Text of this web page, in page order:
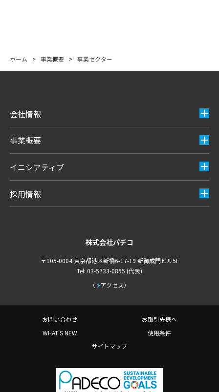
ホーム > 事業概要 > 事業セクター
会社情報
事業概要
イニシアティブ
採用情報
株式会社パデコ
〒105-0004 東京都港区新橋6-17-19 新御成門ビル5F
アクセス
Tel: 03-5733-0855 (代表)
お問い合わせ
お取引先様へ
WHAT'S NEW
使用条件
サイトマップ